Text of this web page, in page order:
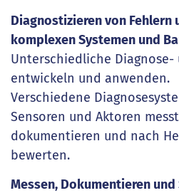
Diagnostizieren von Fehlern
komplexen Systemen und
Unterschiedliche Diagnose-
entwickeln und anwenden.
Verschiedene
Sensoren und Aktoren
dokumentieren und nach
bewerten.
Messen, Dokumentieren